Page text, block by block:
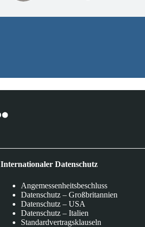
Internationaler Datenschutz
Angemessenheitsbeschluss
Datenschutz – Großbritannien
Datenschutz – USA
Datenschutz – Italien
Standardvertragsklauseln